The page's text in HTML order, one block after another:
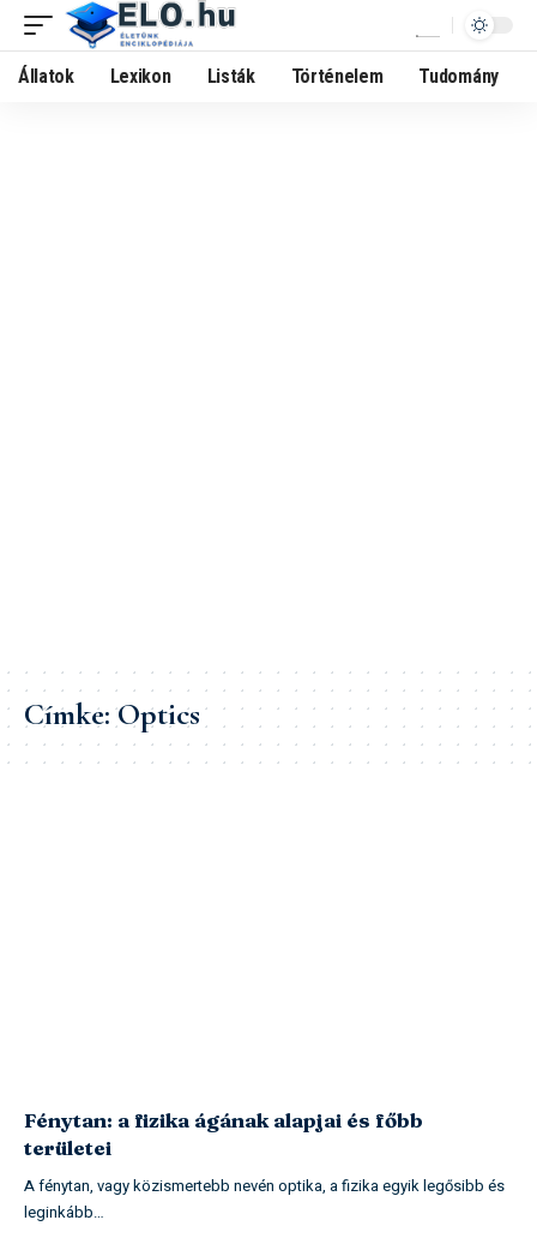
Állatok Lexikon Listák Történelem Tudomány
Címke:Optics
Fénytan: a fizika ágának alapjai és főbb
területei
A fénytan, vagy közismertebb nevén optika, a fizika egyik legősibb és
leginkább…